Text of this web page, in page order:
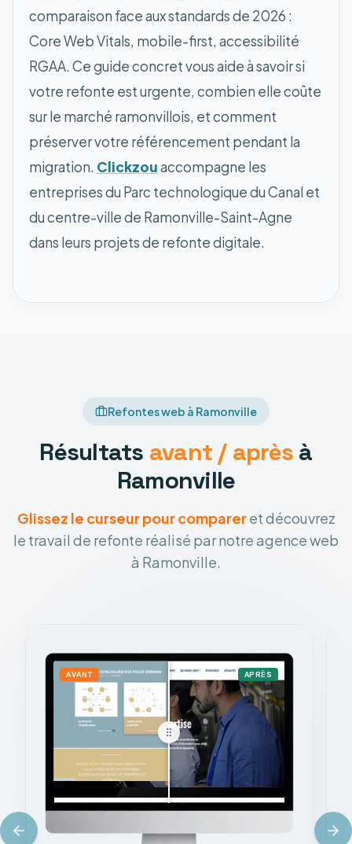
comparaison face aux standards de 2026 :
Core Web Vitals, mobile-first, accessibilité
RGAA. Ce guide concret vous aide à savoir si
votre refonte est urgente, combien elle coûte
sur le marché ramonvillois, et comment
préserver votre référencement pendant la
migration. Clickzouaccompagne les
entreprises du Parc technologique du Canal et
du centre-ville de Ramonville-Saint-Agne
dans leurs projets de refonte digitale.
Refontes web à Ramonville
Résultats avant / après à
Ramonville
Glissez le curseur pour compareret découvrez
le travail de refonte réalisé par notre agence web
à Ramonville.
AVANT APRÈS